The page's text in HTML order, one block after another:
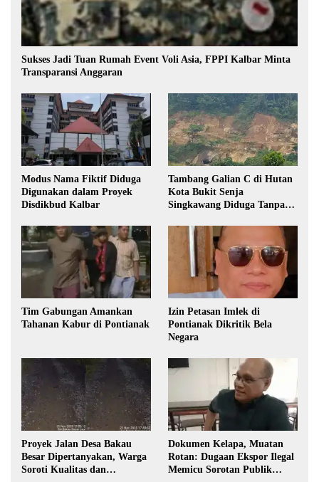
Sukses Jadi Tuan Rumah Event Voli Asia, FPPI Kalbar Minta
Transparansi Anggaran
Modus Nama Fiktif Diduga
Digunakan dalam Proyek
Disdikbud Kalbar
Tambang Galian C di Hutan
Kota Bukit Senja
Singkawang Diduga Tanpa
Tim Gabungan Amankan
Tahanan Kabur di Pontianak
Izin Petasan Imlek di
Pontianak Dikritik Bela
Negara
Proyek Jalan Desa Bakau
Besar Dipertanyakan, Warga
Soroti Kualitas dan
Dokumen Kelapa, Muatan
Rotan: Dugaan Ekspor Ilegal
Memicu Sorotan Publik